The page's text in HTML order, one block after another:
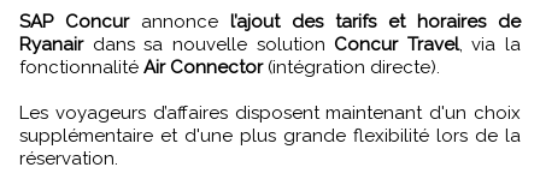
SAP Concurannonce l’ajout des tarifs et horaires de
Ryanairdans sa nouvelle solution Concur Travel, via la
fonctionnalité Air Connector(intégration directe).
Les voyageurs d’affaires disposent maintenant d'un choix
supplémentaire et d'une plus grande flexibilité lors de la
réservation.